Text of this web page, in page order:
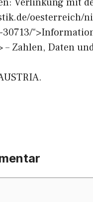
oesterreich/
Zahlen, Daten